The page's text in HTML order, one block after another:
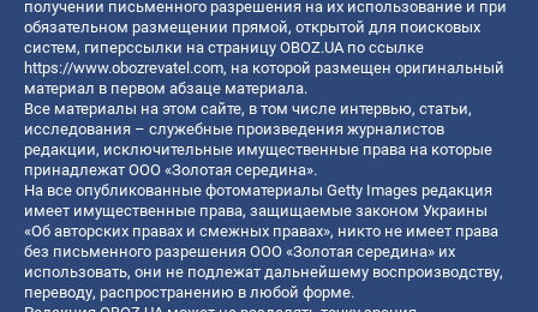
получении письменного разрешения на их использование и при
обязательном размещении прямой, открытой для поисковых
систем, гиперссылки на страницу OBOZ.UA по ссылке
https://www.obozrevatel.com, на которой размещен оригинальный
материал в первом абзаце материала.
Все материалы на этом сайте, в том числе интервью, статьи,
исследования – служебные произведения журналистов
редакции, исключительные имущественные права на которые
принадлежат ООО «Золотая середина».
На все опубликованные фотоматериалы Getty Images редакция
имеет имущественные права, защищаемые законом Украины
«Об авторских правах и смежных правах», никто не имеет права
без письменного разрешения ООО «Золотая середина» их
использовать, они не подлежат дальнейшему воспроизводству,
переводу, распространению в любой форме.